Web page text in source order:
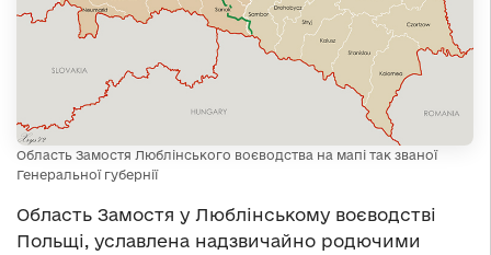
Область Замостя Люблінського воєводства на мапі так званої
Генеральної губернії
Область Замостя у Люблінському воєводстві
Польщі, уславлена надзвичайно родючими